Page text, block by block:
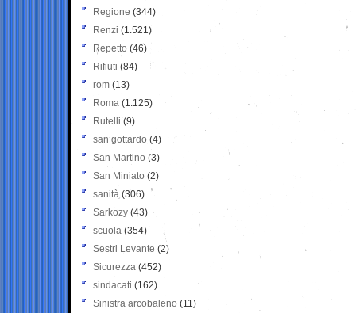
Regione (344)
Renzi (1.521)
Repetto (46)
Rifiuti (84)
rom (13)
Roma (1.125)
Rutelli (9)
san gottardo (4)
San Martino (3)
San Miniato (2)
sanità (306)
Sarkozy (43)
scuola (354)
Sestri Levante (2)
Sicurezza (452)
sindacati (162)
Sinistra arcobaleno (11)